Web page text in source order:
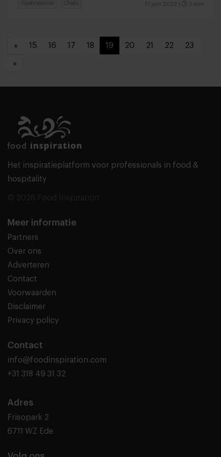
17 juni 2022 3 min
Gastronomie Chefs
« 15 16 17 18 19 20 21 22 23
»
Het inspiratieplatform voor professionals in food &
hospitality
Meer informatie
Partners
Over ons
Adverteren
Contact
Voorwaarden
Disclaimer
Privacy policy
Contact
info@foodinspiration.com
+31 318 49 31 32
Adres
Frisopark 2
6711 WZ Ede